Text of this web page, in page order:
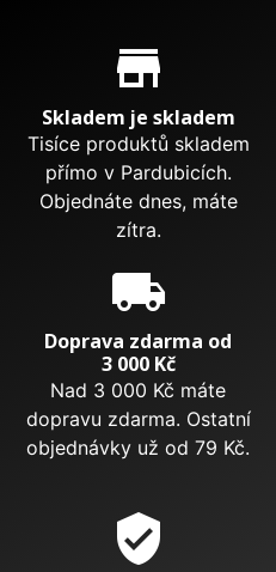
Proč nakupovat u nás?
store_mall_directory
Skladem je skladem
Tisíce produktů skladem
přímo v Pardubicích.
Objednáte dnes, máte
zítra.
local_shipping
Doprava zdarma od
3 000 Kč
Nad 3 000 Kč máte
dopravu zdarma. Ostatní
objednávky už od 79 Kč.
verified_user